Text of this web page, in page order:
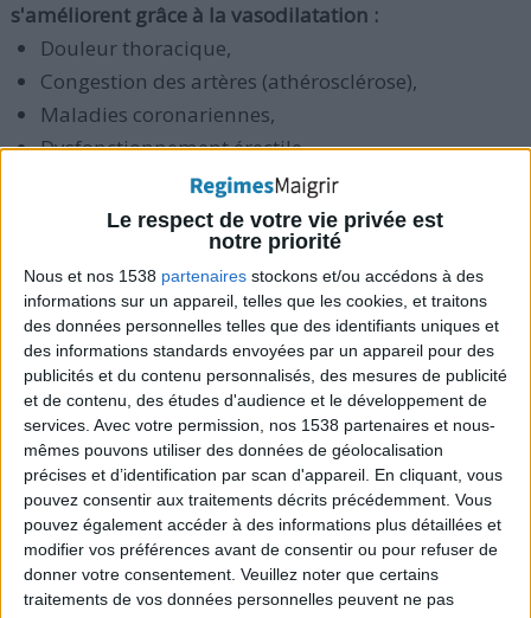
Le respect de votre vie privée est
notre priorité
Nous et nos 1538 partenaires stockons et/ou accédons à des
informations sur un appareil, telles que les cookies, et traitons
des données personnelles telles que des identifiants uniques et
des informations standards envoyées par un appareil pour des
publicités et du contenu personnalisés, des mesures de publicité
et de contenu, des études d'audience et le développement de
services. Avec votre permission, nos 1538 partenaires et nous-
mêmes pouvons utiliser des données de géolocalisation
précises et d’identification par scan d'appareil. En cliquant, vous
pouvez consentir aux traitements décrits précédemment. Vous
pouvez également accéder à des informations plus détaillées et
modifier vos préférences avant de consentir ou pour refuser de
donner votre consentement. Veuillez noter que certains
traitements de vos données personnelles peuvent ne pas
s'améliorent grâce à la vasodilatation :
Douleur thoracique,
Congestion des artères (athérosclérose),
Maladies coronariennes,
Dysfonctionnement érectile,
Insuffisance cardiaque,
Claudication intermittente (maladie vasculaire
Cystite interstitielle (qui concerne surtout les
femmes),
Hypertension,
Gonflement des vaisseaux sanguins qui provoque
des maux de tête (céphalées vasculaires).
Lisez aussi : "Aliments sains pour le cœur, pour
garder le cœur en bonne santé" et "Hypertension :
alimentation pour lutter contre l'hypertension".
3) Soigner l'alcalose métabolique (sous surveillance